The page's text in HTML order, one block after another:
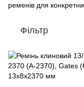
ременів для
Фільтр